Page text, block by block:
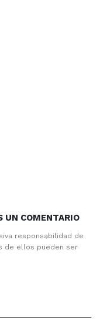
UN COMENTARIO
responsabilidad de
de ellos pueden ser